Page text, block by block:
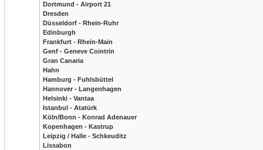
Dortmund - Airport 21
Dresden
Düsseldorf - Rhein-Ruhr
Edinburgh
Frankfurt - Rhein-Main
Genf - Geneve Cointrin
Gran Canaria
Hahn
Hamburg - Fuhlsbüttel
Hannover - Langenhagen
Helsinki - Vantaa
Istanbul - Atatürk
Köln/Bonn - Konrad Adenauer
Kopenhagen - Kastrup
Leipzig / Halle - Schkeuditz
Lissabon